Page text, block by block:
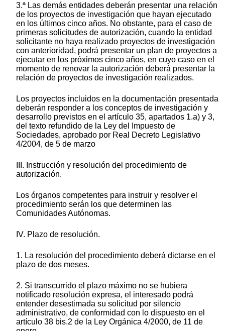
3.ª Las demás entidades deberán presentar una relación
de los proyectos de investigación que hayan ejecutado
en los últimos cinco años. No obstante, para el caso de
primeras solicitudes de autorización, cuando la entidad
solicitante no haya realizado proyectos de investigación
con anterioridad, podrá presentar un plan de proyectos a
ejecutar en los próximos cinco años, en cuyo caso en el
momento de renovar la autorización deberá presentar la
relación de proyectos de investigación realizados.
Los proyectos incluidos en la documentación presentada
deberán responder a los conceptos de investigación y
desarrollo previstos en el artículo 35, apartados 1.a) y 3,
del texto refundido de la Ley del Impuesto de
Sociedades, aprobado por Real Decreto Legislativo
4/2004, de 5 de marzo
III. Instrucción y resolución del procedimiento de
autorización.
Los órganos competentes para instruir y resolver el
procedimiento serán los que determinen las
Comunidades Autónomas.
IV. Plazo de resolución.
1. La resolución del procedimiento deberá dictarse en el
plazo de dos meses.
2. Si transcurrido el plazo máximo no se hubiera
notificado resolución expresa, el interesado podrá
entender desestimada su solicitud por silencio
administrativo, de conformidad con lo dispuesto en el
artículo 38 bis.2 de la Ley Orgánica 4/2000, de 11 de